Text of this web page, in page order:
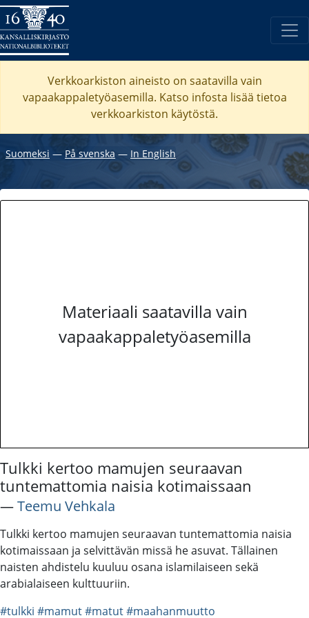
Verkkoarkiston aineisto on saatavilla vain
vapaakappaletyöasemilla. Katso infosta lisää tietoa
verkkoarkiston käytöstä.
Suomeksi ― På svenska ― In English
Materiaali saatavilla vain
vapaakappaletyöasemilla
Tulkki kertoo mamujen seuraavan
tuntemattomia naisia kotimaissaan
―Teemu Vehkala
Tulkki kertoo mamujen seuraavan tuntemattomia naisia
kotimaissaan ja selvittävän missä he asuvat. Tällainen
naisten ahdistelu kuuluu osana islamilaiseen sekä
arabialaiseen kulttuuriin.
#tulkki #mamut#matut#maahanmuutto